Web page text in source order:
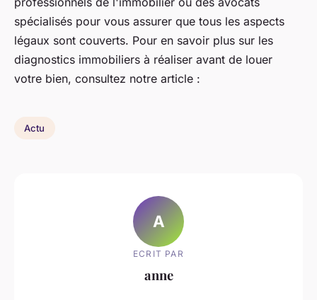
spécialisés pour vous assurer que tous les aspects
légaux sont couverts. Pour en savoir plus sur les
diagnostics immobiliers à réaliser avant de louer
votre bien, consultez notre article :
Actu
A
ECRIT PAR
anne